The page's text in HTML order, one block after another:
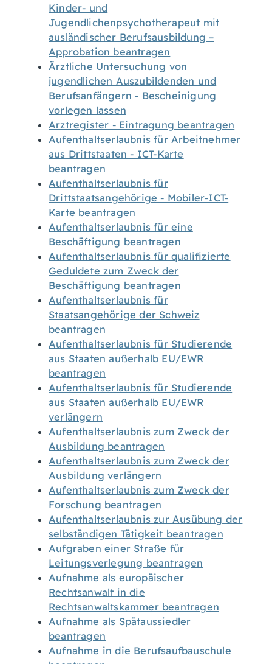
Kinder- und
Jugendlichenpsychotherapeut mit
ausländischer Berufsausbildung –
Approbation beantragen
Ärztliche Untersuchung von
jugendlichen Auszubildenden und
Berufsanfängern - Bescheinigung
vorlegen lassen
Arztregister - Eintragung beantragen
Aufenthaltserlaubnis für Arbeitnehmer
aus Drittstaaten - ICT-Karte
beantragen
Aufenthaltserlaubnis für
Drittstaatsangehörige - Mobiler-ICT-
Karte beantragen
Aufenthaltserlaubnis für eine
Beschäftigung beantragen
Aufenthaltserlaubnis für qualifizierte
Geduldete zum Zweck der
Beschäftigung beantragen
Aufenthaltserlaubnis für
Staatsangehörige der Schweiz
beantragen
Aufenthaltserlaubnis für Studierende
aus Staaten außerhalb EU/EWR
beantragen
Aufenthaltserlaubnis für Studierende
aus Staaten außerhalb EU/EWR
verlängern
Aufenthaltserlaubnis zum Zweck der
Ausbildung beantragen
Aufenthaltserlaubnis zum Zweck der
Ausbildung verlängern
Aufenthaltserlaubnis zum Zweck der
Forschung beantragen
Aufenthaltserlaubnis zur Ausübung der
selbständigen Tätigkeit beantragen
Aufgraben einer Straße für
Leitungsverlegung beantragen
Aufnahme als europäischer
Rechtsanwalt in die
Rechtsanwaltskammer beantragen
Aufnahme als Spätaussiedler
beantragen
Aufnahme in die Berufsaufbauschule